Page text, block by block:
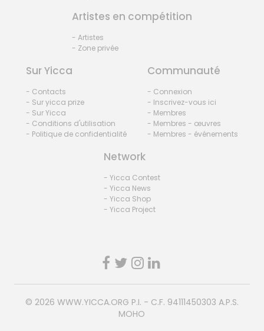
Artistes en compétition
- Artistes
- Zone privée
Sur Yicca
- Contacts
- Sur yicca prize
- Sur Yicca
- Conditions d'utilisation
- Politique de confidentialité
Communauté
- Connexion
- Inscrivez-vous ici
- Membres
- Membres - œuvres
- Membres - événements
Network
- Yicca Contest
- Yicca News
- Yicca Shop
- Yicca Project
© 2026 WWW.YICCA.ORG P.I. - C.F. 94111450303 A.P.S.
MOHO